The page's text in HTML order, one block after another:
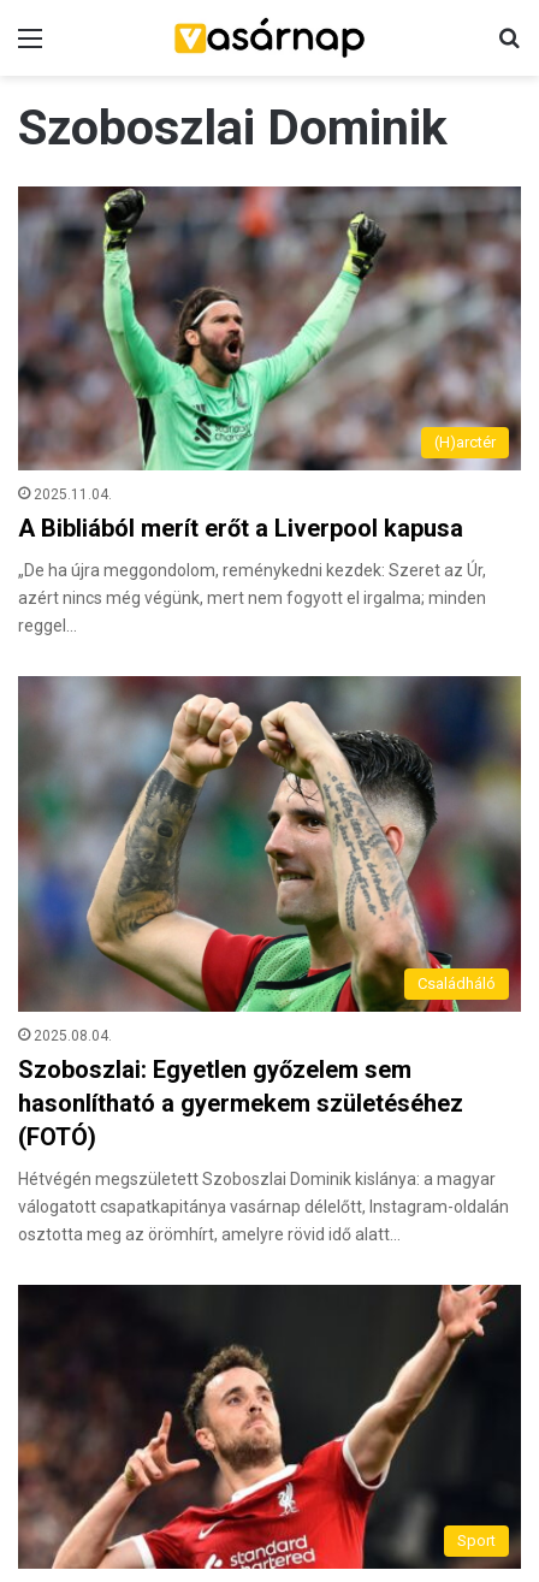
Szoboszlai Dominik
(H)arctér
2025.11.04.
A Bibliából merít erőt a Liverpool kapusa
„De ha újra meggondolom, reménykedni kezdek: Szeret az Úr,
azért nincs még végünk, mert nem fogyott el irgalma; minden
reggel…
Családháló
2025.08.04.
Szoboszlai: Egyetlen győzelem sem
hasonlítható a gyermekem születéséhez
(FOTÓ)
Hétvégén megszületett Szoboszlai Dominik kislánya: a magyar
válogatott csapatkapitánya vasárnap délelőtt, Instagram-oldalán
osztotta meg az örömhírt, amelyre rövid idő alatt…
Sport